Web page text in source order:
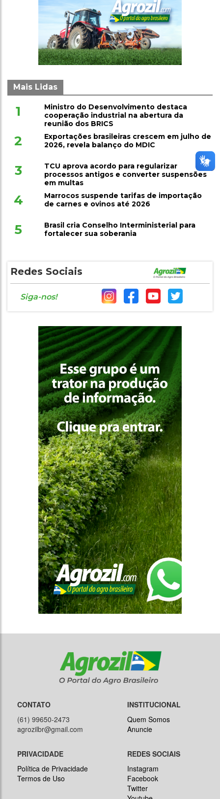
Mais Lidas
1
Ministro do Desenvolvimento destaca
cooperação industrial na abertura da
reunião dos BRICS
2
Exportações brasileiras crescem em julho de
2026, revela balanço do MDIC
3
TCU aprova acordo para regularizar
processos antigos e converter suspensões
em multas
4
Marrocos suspende tarifas de importação
de carnes e ovinos até 2026
5
Brasil cria Conselho Interministerial para
fortalecer sua soberania
Redes Sociais
Siga-nos!
CONTATO
(61) 99650-2473
agrozilbr@gmail.com
INSTITUCIONAL
Quem Somos
Anuncie
PRIVACIDADE
Política de Privacidade
Termos de Uso
REDES SOCIAIS
Instagram
Facebook
Twitter